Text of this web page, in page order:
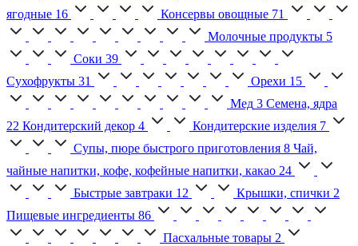
ягодные 16 Консервы овощные 71
Молочные продукты 5
Соки 39
Сухофрукты 31 Орехи 15
Мед 3 Семена, ядра
22 Кондитерский декор 4 Кондитерские изделия 7
Супы, пюре быстрого приготовления 8 Чай,
чайные напитки, кофе, кофейные напитки, какао 24
Быстрые завтраки 12 Крышки, спички 2
Пищевые ингредиенты 86
Пасхальные товары 2